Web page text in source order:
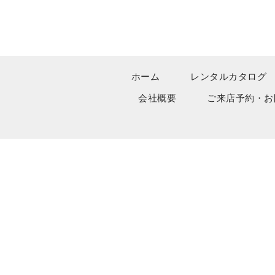
ホーム
レンタルカタログ
会社概要
ご来店予約・